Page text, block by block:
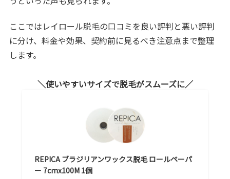
ここではレイロール脱毛の口コミを良い評判と悪い評判
に分け、料金や効果、契約前に見るべき注意点まで整理
します。
使いやすいサイズで脱毛がスムーズに
REPICA ブラジリアンワックス脱毛 ロールペーパ
ー 7cmx100M 1個